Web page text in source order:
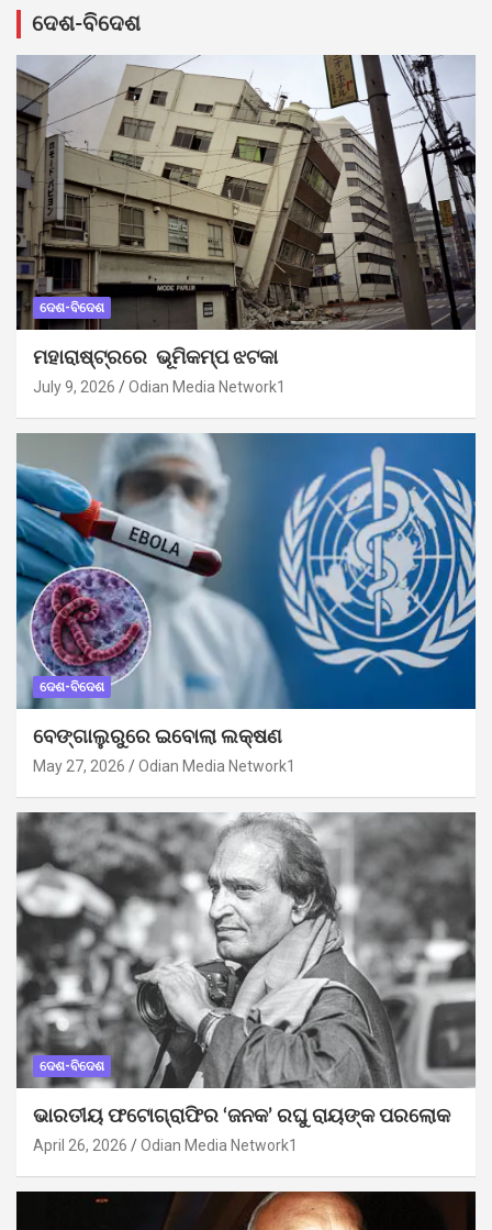
ଦେଶ-ବିଦେଶ
ଦେଶ-ବିଦେଶ
ମହାରାଷ୍ଟ୍ରରେ ଭୂମିକମ୍ପ ଝଟକା
July 9, 2026 Odian Media Network1
ଦେଶ-ବିଦେଶ
ବେଙ୍ଗାଲୁରୁରେ ଇବୋଲା ଲକ୍ଷଣ
May 27, 2026 Odian Media Network1
ଦେଶ-ବିଦେଶ
ଭାରତୀୟ ଫଟୋଗ୍ରାଫିର ‘ଜନକ’ ରଘୁ ରାୟଙ୍କ ପରଲୋକ
April 26, 2026 Odian Media Network1